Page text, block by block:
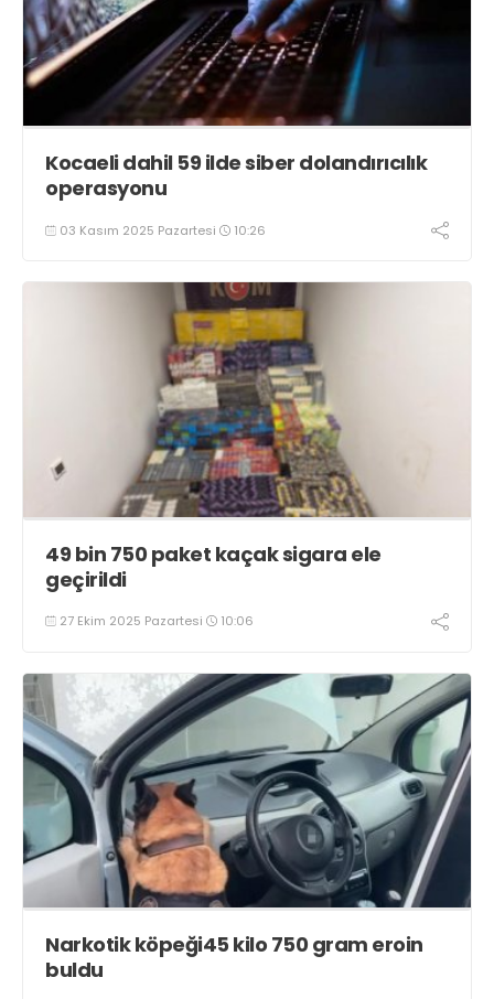
Kocaeli dahil 59 ilde siber dolandırıcılık
operasyonu
03 Kasım 2025 Pazartesi 10:26
49 bin 750 paket kaçak sigara ele
geçirildi
27 Ekim 2025 Pazartesi 10:06
Narkotik köpeği45 kilo 750 gram eroin
buldu